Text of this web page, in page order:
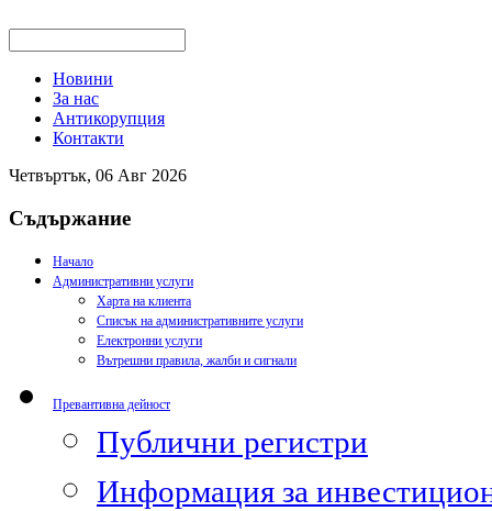
Новини
За нас
Антикорупция
Контакти
Четвъртък, 06 Авг 2026
Съдържание
Начало
Административни услуги
Харта на клиента
Списък на административните услуги
Електронни услуги
Вътрешни правила, жалби и сигнали
Превантивна дейност
Публични регистри
Информация за